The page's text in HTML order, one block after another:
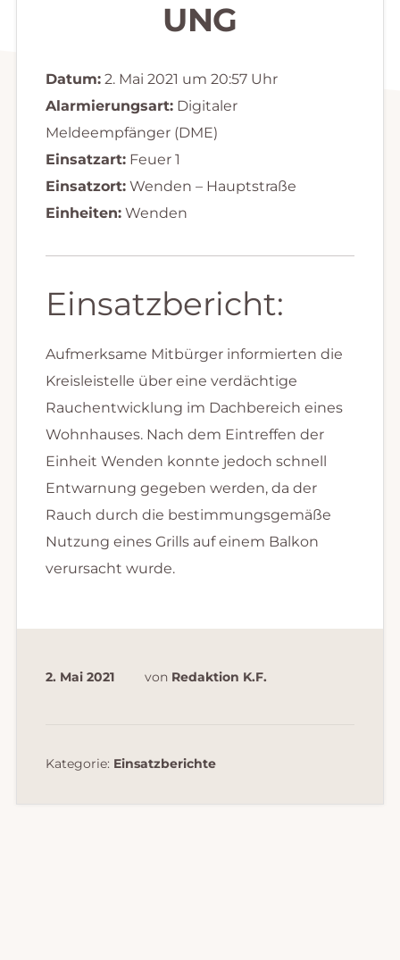
UNG
Datum:2. Mai 2021 um 20:57 Uhr
Alarmierungsart:Digitaler
Meldeempfänger (DME)
Einsatzart:Feuer 1
Einsatzort:Wenden – Hauptstraße
Einheiten:Wenden
Einsatzbericht:
Aufmerksame Mitbürger informierten die
Kreisleistelle über eine verdächtige
Rauchentwicklung im Dachbereich eines
Wohnhauses. Nach dem Eintreffen der
Einheit Wenden konnte jedoch schnell
Entwarnung gegeben werden, da der
Rauch durch die bestimmungsgemäße
Nutzung eines Grills auf einem Balkon
verursacht wurde.
2. Mai 2021 von Redaktion K.F.
Kategorie: Einsatzberichte